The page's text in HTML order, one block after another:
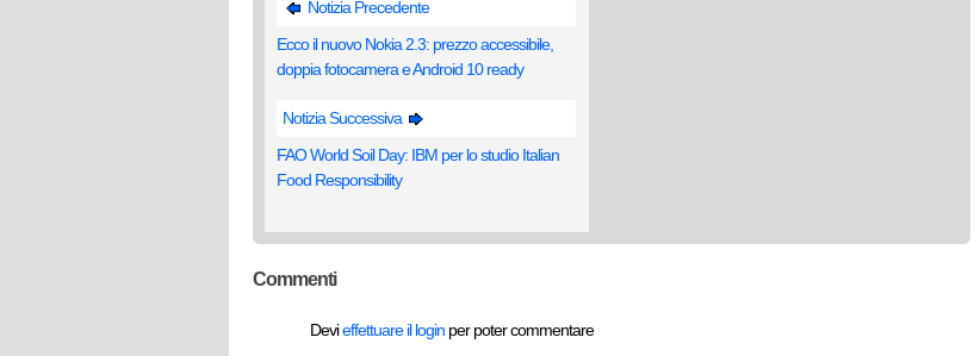
Notizia Precedente
Ecco il nuovo Nokia 2.3: prezzo accessibile,
doppia fotocamera e Android 10 ready
Notizia Successiva
FAO World Soil Day: IBM per lo studio Italian
Food Responsibility
Commenti
Devieffettuare il login per poter commentare